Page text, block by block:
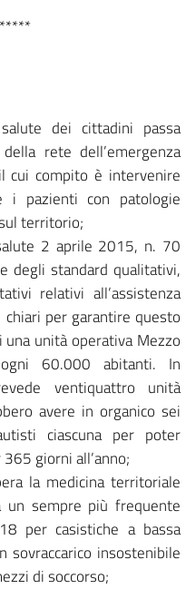
dei cittadini passa
rete dell’emergenza
cui compito è intervenire
i pazienti con patologie
territorio;
2 aprile 2015, n. 70
degli standard qualitativi,
relativi all’assistenza
per garantire questo
unità operativa Mezzo
60.000 abitanti. In
ventiquattro unità
avere in organico sei
ciascuna per poter
giorni all’anno;
la medicina territoriale
sempre più frequente
per casistiche a bassa
sovraccarico insostenibile
di soccorso;